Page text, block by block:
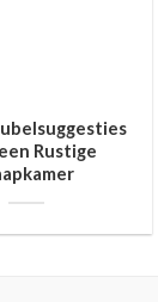
Rustige